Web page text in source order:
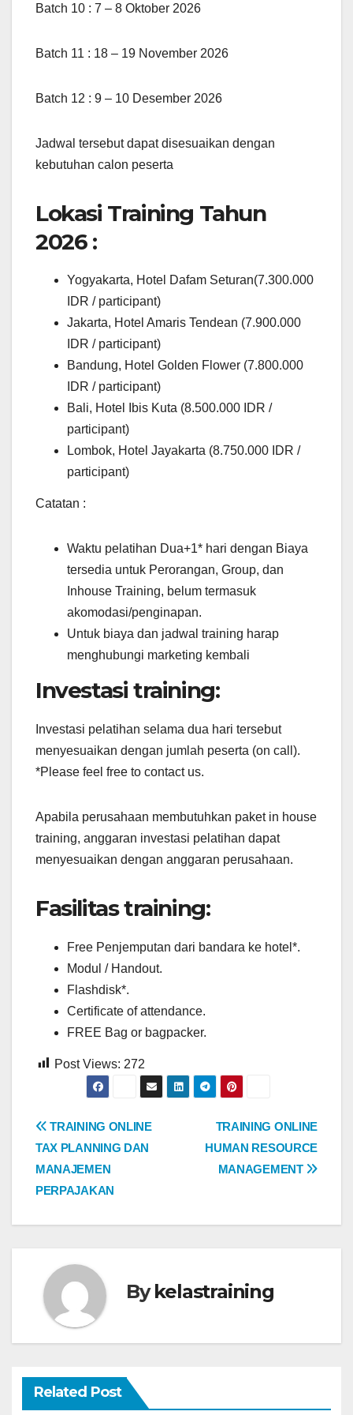
Batch 10 : 7 – 8 Oktober 2026
Batch 11 : 18 – 19 November 2026
Batch 12 : 9 – 10 Desember 2026
Jadwal tersebut dapat disesuaikan dengan
kebutuhan calon peserta
Lokasi Training Tahun
2026 :
Yogyakarta, Hotel Dafam Seturan(7.300.000
IDR / participant)
Jakarta, Hotel Amaris Tendean (7.900.000
IDR / participant)
Bandung, Hotel Golden Flower (7.800.000
IDR / participant)
Bali, Hotel Ibis Kuta (8.500.000 IDR /
participant)
Lombok, Hotel Jayakarta (8.750.000 IDR /
participant)
Catatan :
Waktu pelatihan Dua+1* hari dengan Biaya
tersedia untuk Perorangan, Group, dan
Inhouse Training, belum termasuk
akomodasi/penginapan.
Untuk biaya dan jadwal training harap
menghubungi marketing kembali
Investasi training:
Investasi pelatihan selama dua hari tersebut
menyesuaikan dengan jumlah peserta (on call).
*Please feel free to contact us.
Apabila perusahaan membutuhkan paket in house
training, anggaran investasi pelatihan dapat
menyesuaikan dengan anggaran perusahaan.
Fasilitas training:
Free Penjemputan dari bandara ke hotel*.
Modul / Handout.
Flashdisk*.
Certificate of attendance.
FREE Bag or bagpacker.
Post Views: 272
Post
navigation
TRAINING ONLINE
HUMAN RESOURCE
MANAGEMENT
TRAINING ONLINE
TAX PLANNING DAN
MANAJEMEN
PERPAJAKAN
Bykelastraining
Related Post